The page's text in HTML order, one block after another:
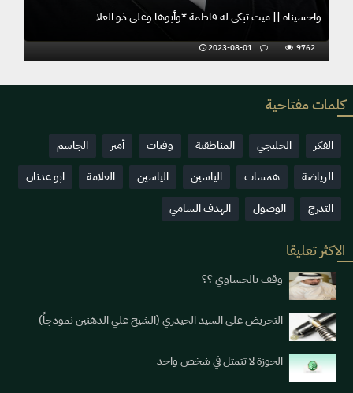
واحسيناه || ميت تبكي له فاطمة *وأبوها وعلي ذو العلا
2023-08-01 9762
كلمات مفتاحية
الفكر الخليجي المناطقية وفيات أمير
الجاسم
الرياضة
همسات الياسين الياسين العلامة
ابو عدنان
التدرج
الوصول الهدف السامي
الاكثر تعليقا
وقف يالحساوي ؟؟
التحريض على السيد الحيدري (الشيخ علي الدهنين نموذجاً)
الحوزة لا تتمثل في شخص واحد